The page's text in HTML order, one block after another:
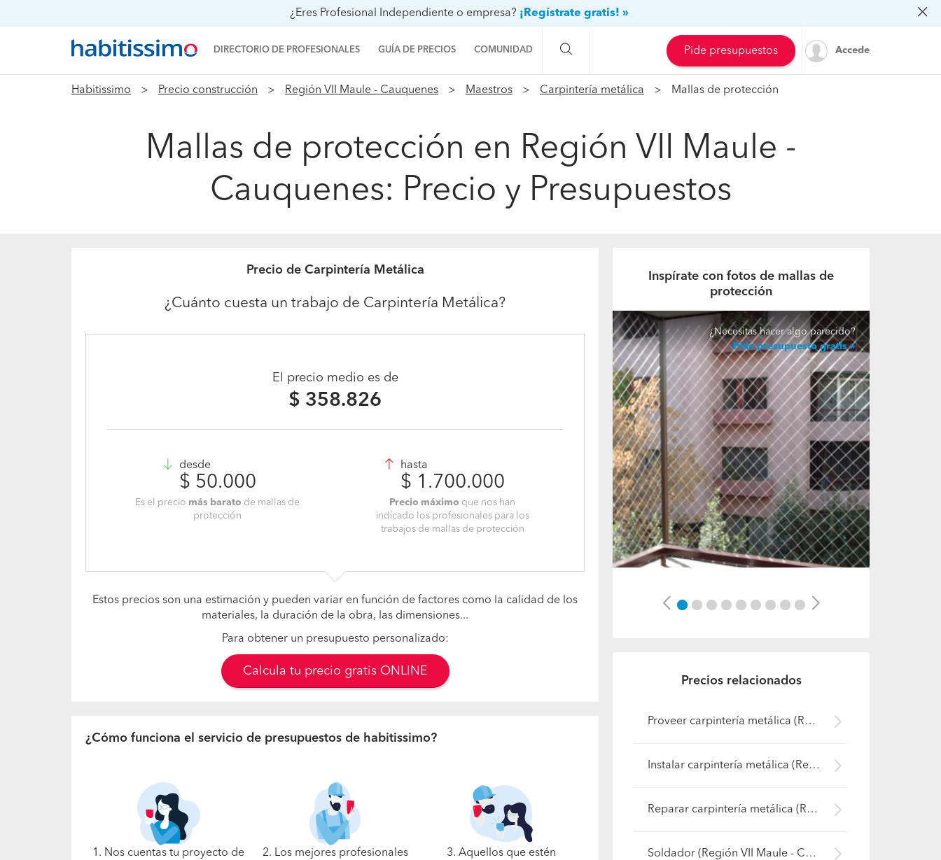
¿Eres Profesional Independiente o empresa? ¡Regístrate gratis! »
DIRECTORIO DE PROFESIONALES GUÍA DE PRECIOS COMUNIDAD
Preguntas a la comunidad
Galería de fotos
Procenter
Pide presupuestos Accede
Habitissimo Precio construcción Región VII Maule - Cauquenes Maestros Carpintería metálica Mallas de protección
Mallas de protección en Región VII Maule -
Cauquenes: Precio y Presupuestos
Precio de Carpintería Metálica
¿Cuánto cuesta un trabajo de Carpintería Metálica?
El precio medio es de
$ 358.826
desde
$ 50.000
Es el precio más barato de mallas de
protección
hasta
$ 1.700.000
Precio máximo que nos han
indicado los profesionales para los
trabajos de mallas de protección
Estos precios son una estimación y pueden variar en función de factores como la calidad de los
materiales, la duración de la obra, las dimensiones...
Para obtener un presupuesto personalizado:
Calcula tu precio gratis ONLINE
¿Cómo funciona el servicio de presupuestos de habitissimo?
1. Nos cuentas tu proyecto de
2. Los mejores profesionales
3. Aquellos que estén
Inspírate con fotos de mallas de
protección
¿Necesitas hacer algo parecido?
Pide presupuesto gratis
Previous Next
Precios relacionados
Proveer carpintería metálica (Región VII Maule - Cauquenes)
Instalar carpintería metálica (Región VII Maule - Cauquenes)
Reparar carpintería metálica (Región VII Maule - Cauquenes)
Soldador (Región VII Maule - Cauquenes)